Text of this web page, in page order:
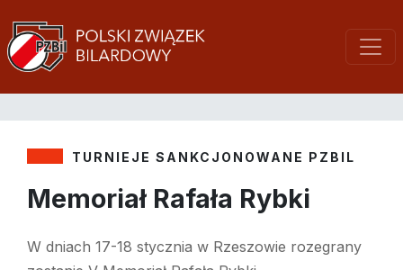
TURNIEJE SANKCJONOWANE PZBIL
Memoriał Rafała Rybki
W dniach 17-18 stycznia w Rzeszowie rozegrany